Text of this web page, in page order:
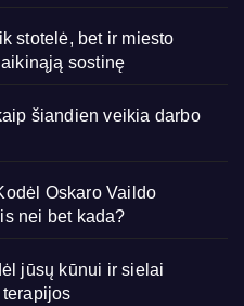
stotelė, bet ir miesto
sostinę
šiandien veikia darbo
Oskaro Vaildo
nei bet kada?
jūsų kūnui ir sielai